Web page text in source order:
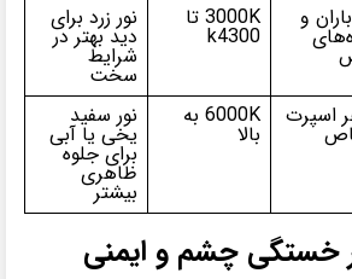
و 3000K تا
k4300
نور زرد برای
دید بهتر در
شرایط
سخت
اسپرت 6000K به
بالا
نور سفید
یخی یا آبی
برای جلوه
ظاهری
بیشتر
بر خستگی چشم و ایمنی